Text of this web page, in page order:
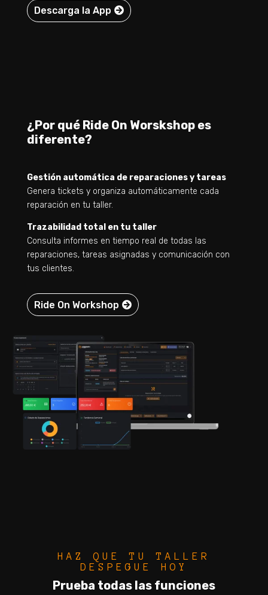
Descarga la App
¿Por qué Ride On Worskshop es
diferente?
Gestión automática de reparaciones y tareas
Genera tickets y organiza automáticamente cada
reparación en tu taller.
Trazabilidad total en tu taller
Consulta informes en tiempo real de todas las
reparaciones, tareas asignadas y comunicación con
tus clientes.
Ride On Workshop
HAZ QUE TU TALLER
DESPEGUE HOY
Prueba todas las funciones